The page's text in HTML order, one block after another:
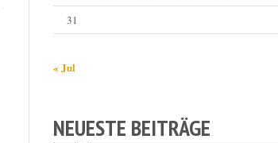
31
« Jul
NEUESTE BEITRÄGE